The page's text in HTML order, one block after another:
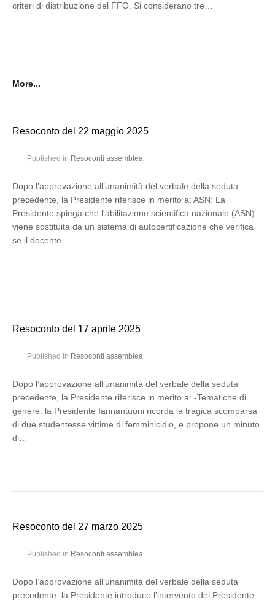
criteri di distribuzione del FFO. Si considerano tre…
More...
Resoconto del 22 maggio 2025
Published in Resoconti assemblea
Dopo l’approvazione all’unanimità del verbale della seduta
precedente, la Presidente riferisce in merito a: ASN: La
Presidente spiega che l'abilitazione scientifica nazionale (ASN)
viene sostituita da un sistema di autocertificazione che verifica
se il docente…
Resoconto del 17 aprile 2025
Published in Resoconti assemblea
Dopo l’approvazione all’unanimità del verbale della seduta
precedente, la Presidente riferisce in merito a: -Tematiche di
genere: la Presidente Iannantuoni ricorda la tragica scomparsa
di due studentesse vittime di femminicidio, e propone un minuto
di…
Resoconto del 27 marzo 2025
Published in Resoconti assemblea
Dopo l’approvazione all’unanimità del verbale della seduta
precedente, la Presidente introduce l’intervento del Presidente